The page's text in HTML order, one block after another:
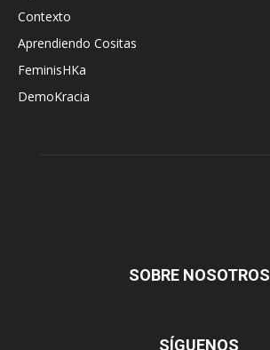
Contexto
Aprendiendo Cositas
FeminisHKa
DemoKracia
SOBRE NOSOTROS
SÍGUENOS